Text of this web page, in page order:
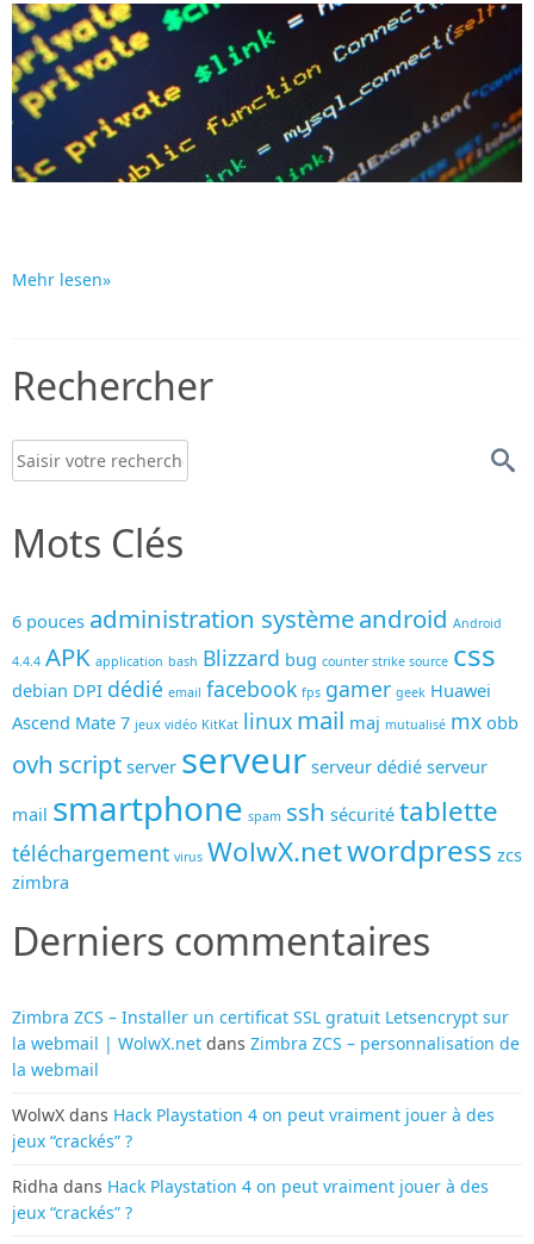
Mehr lesen»
Rechercher
Mots Clés
6 pouces administration systèmeandroid Android
4.4.4 APK application bash Blizzard bug counter strike source css
debian DPI dédié email facebook fps gamer geek Huawei
Ascend Mate 7 jeux vidéo KitKat linux mail maj mutualisé mx obb
ovh script server serveur serveur dédié serveur
mail smartphone spam ssh sécurité tablette
téléchargement virus WolwX.networdpress zcs
zimbra
Derniers commentaires
Zimbra ZCS – Installer un certificat SSL gratuit Letsencrypt sur
la webmail | WolwX.net dans Zimbra ZCS – personnalisation de
la webmail
WolwX dans Hack Playstation 4 on peut vraiment jouer à des
jeux “crackés” ?
Ridha dans Hack Playstation 4 on peut vraiment jouer à des
jeux “crackés” ?